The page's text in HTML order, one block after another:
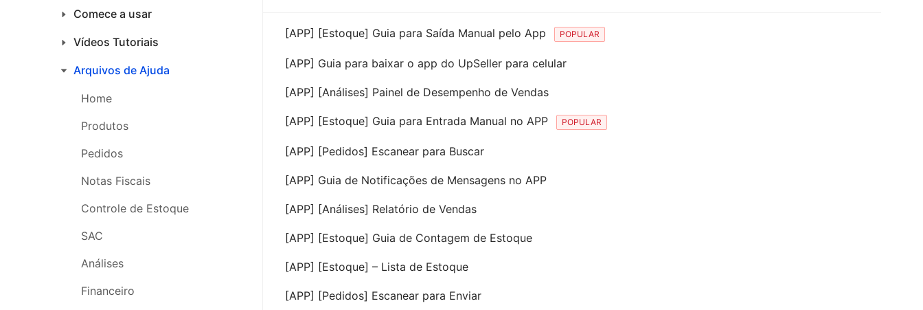
Comece a usar
Introdução aos Iniciantes
Plataformas
Primeiros Passos
Vídeos Tutoriais
Financeiro
Integrações
Produtos
Pedidos
Nota Fiscal
Estoque
Análises
SAC
Compras
Arquivos de Ajuda
Home
Produtos
Pedidos
Notas Fiscais
Controle de Estoque
SAC
Análises
Financeiro
[APP] [Estoque] Guia para Saída Manual pelo App POPULAR
[APP] Guia para baixar o app do UpSeller para celular
[APP] [Análises] Painel de Desempenho de Vendas
[APP] [Estoque] Guia para Entrada Manual no APP POPULAR
[APP] [Pedidos] Escanear para Buscar
[APP] Guia de Notificações de Mensagens no APP
[APP] [Análises] Relatório de Vendas
[APP] [Estoque] Guia de Contagem de Estoque
[APP] [Estoque] – Lista de Estoque
[APP] [Pedidos] Escanear para Enviar